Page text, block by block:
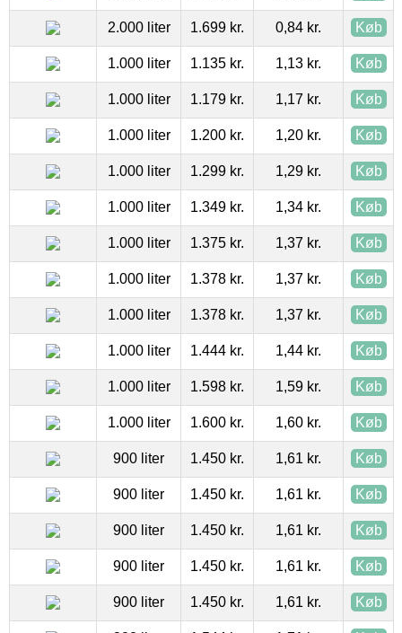
2.000 liter 1.699 kr. 0,84 kr. Køb
1.000 liter 1.135 kr. 1,13 kr. Køb
1.000 liter 1.179 kr. 1,17 kr. Køb
1.000 liter 1.200 kr. 1,20 kr. Køb
1.000 liter 1.299 kr. 1,29 kr. Køb
1.000 liter 1.349 kr. 1,34 kr. Køb
1.000 liter 1.375 kr. 1,37 kr. Køb
1.000 liter 1.378 kr. 1,37 kr. Køb
1.000 liter 1.378 kr. 1,37 kr. Køb
1.000 liter 1.444 kr. 1,44 kr. Køb
1.000 liter 1.598 kr. 1,59 kr. Køb
1.000 liter 1.600 kr. 1,60 kr. Køb
900 liter 1.450 kr. 1,61 kr. Køb
900 liter 1.450 kr. 1,61 kr. Køb
900 liter 1.450 kr. 1,61 kr. Køb
900 liter 1.450 kr. 1,61 kr. Køb
900 liter 1.450 kr. 1,61 kr. Køb